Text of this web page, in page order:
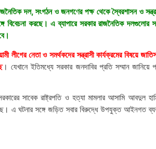
দল, সংগঠন ও জনগণের পক্ষ থেকে স্বৈরশাসন ও
বিবেচনা করছে। এ ব্যাপারে সরকার রাজনৈতিক দলগুলোর
নেতা ও সমর্থকদের সন্ত্রাসী কার্যক্রমের বিষয়ে
। যেখানে ইতিমধ্যে সরকার জনদাবির প্রতি সম্মান
সাবেক রাষ্ট্রপতি ও হত্যা মামলার আসামি আবদুল
এ ঘটনার সঙ্গে জড়িত সবার বিরুদ্ধে উপযুক্ত আইনগত